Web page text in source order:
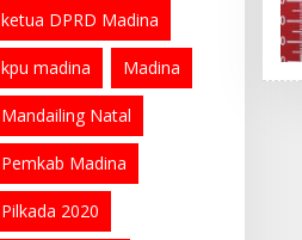
ketua DPRD Madina
kpu madina Madina
Mandailing Natal
Pemkab Madina
Pilkada 2020